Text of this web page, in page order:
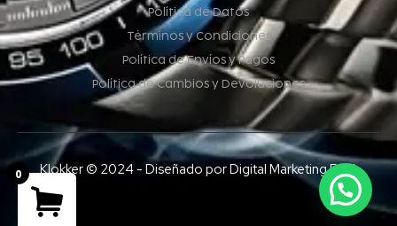
Política de Datos
Términos y Condiciones
Política de Envíos y Pagos
Política de Cambios y Devoluciones
Klokker © 2024 - Diseñado por Digital Marketing Perú
0